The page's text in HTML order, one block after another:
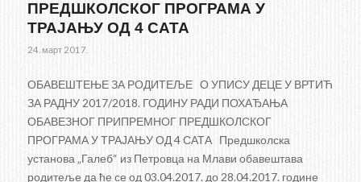
ПРЕДШКОЛСКОГ ПРОГРАМА У
ТРАЈАЊУ ОД 4 САТА
24. март 2017.
ОБАВЕШТЕЊЕ ЗА РОДИТЕЉЕ О УПИСУ ДЕЦЕ У ВРТИЋ
ЗА РАДНУ 2017/2018. ГОДИНУ РАДИ ПОХАЂАЊА
ОБАВЕЗНОГ ПРИПРЕМНОГ ПРЕДШКОЛСКОГ
ПРОГРАМА У ТРАЈАЊУ ОД 4 САТА Предшколска
установа „Галеб“ из Петровца на Млави обавештава
родитеље да ће се од 03.04.2017. до 28.04.2017. године